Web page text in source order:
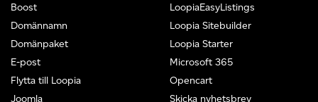
Boost
Domännamn
Domänpaket
E-post
Flytta till Loopia
Joomla
LoopiaEasyListings
Loopia Sitebuilder
Loopia Starter
Microsoft 365
Opencart
Skicka nyhetsbrev